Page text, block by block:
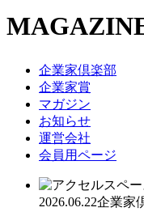
企業家倶楽部
企業家賞
マガジン
お知らせ
運営会社
会員用ページ
2026.06.22企業家